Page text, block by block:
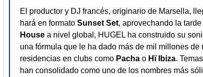
El productor y DJ francés, originario de Marsella,
hará en formato Sunset Set, aprovechando la
House a nivel global, HUGEL ha construido su
una fórmula que le ha dado más de mil millones
residencias en clubs como Pacha o Hï Ibiza.
han consolidado como uno de los nombres más